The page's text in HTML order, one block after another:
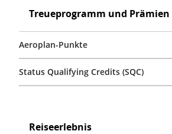
Prämien
Treueprogramm
Prämien
Treueprogramm und Prämien
Aeroplan-Punkte
Status Qualifying Credits (SQC)
Reiseerlebnis
Reiseerlebnis